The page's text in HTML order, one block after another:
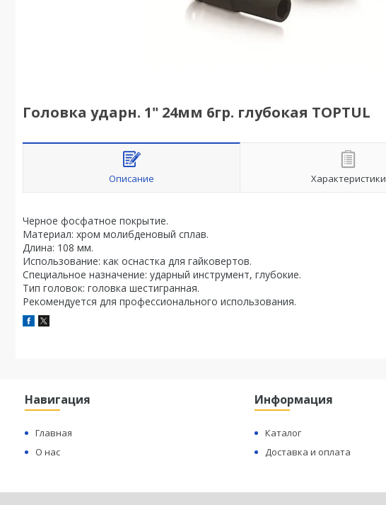
Головка ударн. 1" 24мм 6гр. глубокая TOPTUL
Описание Характеристики
Черное фосфатное покрытие.
Материал: хром молибденовый сплав.
Длина: 108 мм.
Использование: как оснастка для гайковертов.
Специальное назначение: ударный инструмент, глубокие.
Тип головок: головка шестигранная.
Рекомендуется для профессионального использования.
Навигация
Главная
О нас
Информация
Каталог
Доставка и оплата